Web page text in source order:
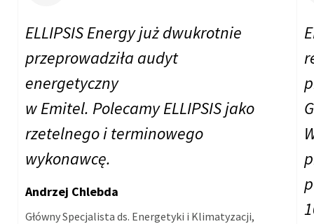
ELLIPSIS Energy już dwukrotnie
przeprowadziła audyt
energetyczny
w Emitel. Polecamy ELLIPSIS jako
rzetelnego i terminowego
wykonawcę.
Andrzej Chlebda
Główny Specjalista ds. Energetyki i Klimatyzacji,